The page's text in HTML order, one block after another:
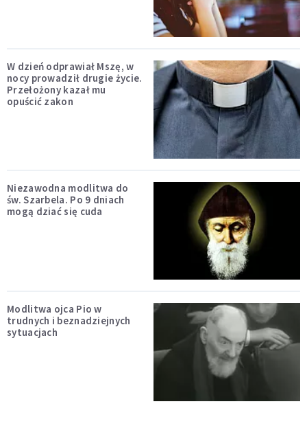
W dzień odprawiał Mszę, w
nocy prowadził drugie życie.
Przełożony kazał mu
opuścić zakon
Niezawodna modlitwa do
św. Szarbela. Po 9 dniach
mogą dziać się cuda
Modlitwa ojca Pio w
trudnych i beznadziejnych
sytuacjach